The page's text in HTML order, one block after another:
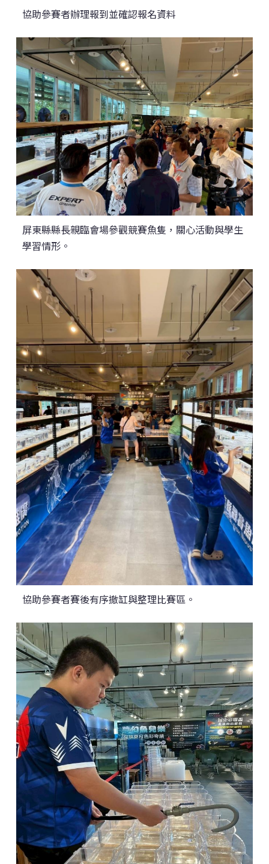
協助參賽者辦理報到並確認報名資料
屏東縣縣長親臨會場參觀競賽魚隻，關心活動與學生
學習情形。
協助參賽者賽後有序撤缸與整理比賽區。